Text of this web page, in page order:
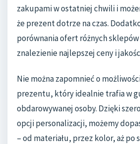
zakupami w ostatniej chwili i
że prezent dotrze na czas.
porównania ofert różnych
znalezienie najlepszej ceny i
Nie można zapomnieć o
prezentu, który idealnie trafia w
obdarowywanej osoby. Dzięki
opcji personalizacji, możemy
– od materiału, przez kolor, aż po